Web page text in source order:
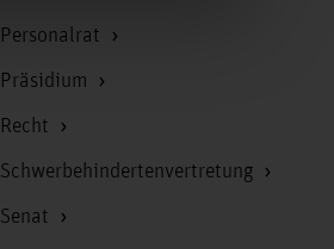
Personalrat
Präsidium
Recht
Schwerbehindertenvertretung
Senat